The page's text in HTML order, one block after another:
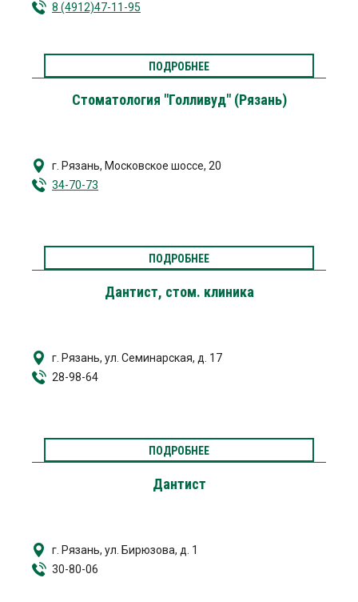
8 (4912)47-11-95
ПОДРОБНЕЕ
Стоматология "Голливуд" (Рязань)
г. Рязань, Московское шоссе, 20
34-70-73
ПОДРОБНЕЕ
Дантист, стом. клиника
г. Рязань, ул. Семинарская, д. 17
28-98-64
ПОДРОБНЕЕ
Дантист
г. Рязань, ул. Бирюзова, д. 1
30-80-06